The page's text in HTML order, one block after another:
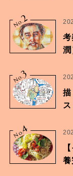
No.2
考
潤
No.
3
描
No.
4
養